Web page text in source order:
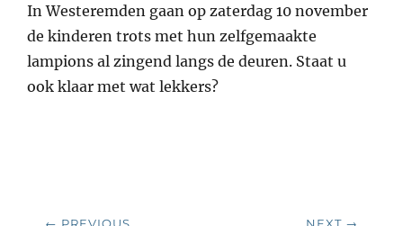
In Westeremden gaan op zaterdag 10 november
de kinderen trots met hun zelfgemaakte
lampions al zingend langs de deuren. Staat u
ook klaar met wat lekkers?
Bericht